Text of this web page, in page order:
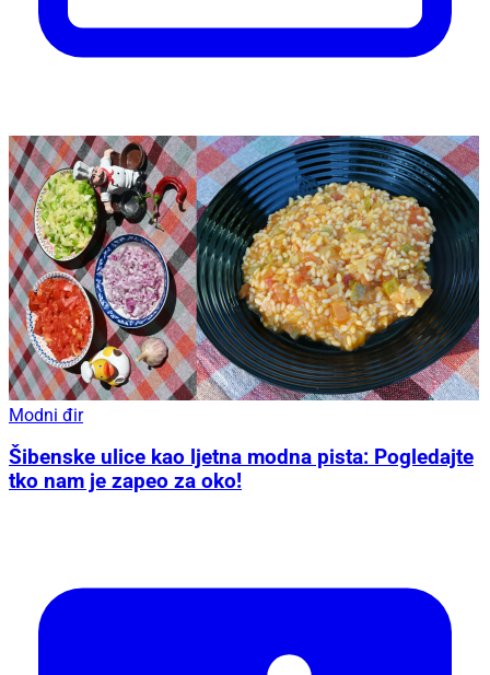
Modni đir
Šibenske ulice kao ljetna modna pista: Pogledajte
tko nam je zapeo za oko!